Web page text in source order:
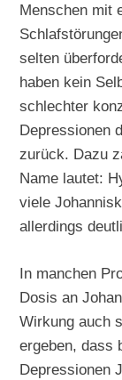
Menschen mit
selten
haben kein
schlechter
Depressionen
zurück. Dazu
Name lautet:
viele
allerdings
In manchen
Dosis an
Wirkung auch
ergeben, dass
Depressionen